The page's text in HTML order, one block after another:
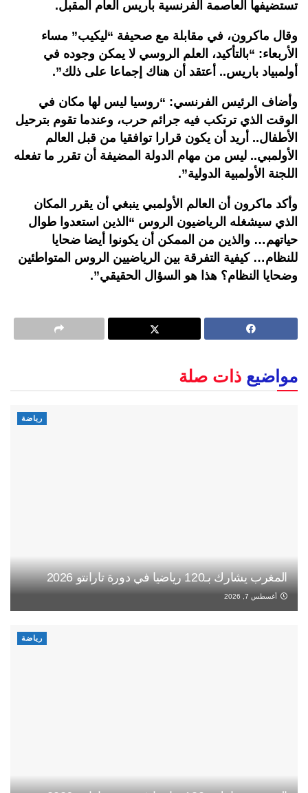
تستضيفها العاصمة الفرنسية باريس العام المقبل.
وقال ماكرون، في مقابلة مع صحيفة “ليكيب” مساء
الأربعاء: “بالتأكيد، العلم الروسي لا يمكن وجوده في
أولمبياد باريس.. أعتقد أن هناك إجماعا على ذلك”.
وأضاف الرئيس الفرنسي: “روسيا ليس لها مكان في
الوقت الذي ترتكب فيه جرائم حرب، وعندما تقوم بترحيل
الأطفال.. أريد أن يكون قرارا توافقيا من قبل العالم
الأولمبي.. ليس من مهام الدولة المضيفة أن تقرر ما تفعله
اللجنة الأولمبية الدولية”.
وأكد ماكرون أن العالم الأولمبي ينبغي أن يقرر المكان
الذي سيشغله الرياضيون الروس “الذين استعدوا طوال
حياتهم… والذين من الممكن أن يكونوا أيضا ضحايا
للنظام… كيفية التفرقة بين الرياضيين الروس المتواطئين
وضحايا النظام؟ هذا هو السؤال الحقيقي”.
مواضيع ذات صلة
رياضة
المغرب يشارك بـ120 رياضيا في دورة تارانتو 2026
أغسطس 7, 2026
رياضة